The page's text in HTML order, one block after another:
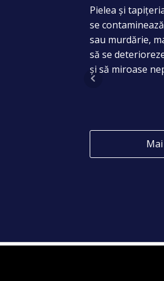
Pielea și
se
sau murdărie,
să se
și să miroase